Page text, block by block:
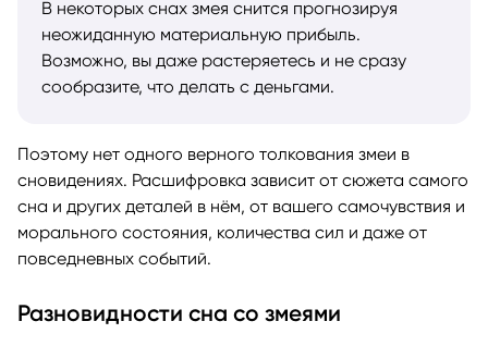
В некоторых снах змея снится прогнозируя
неожиданную материальную прибыль.
Возможно, вы даже растеряетесь и не сразу
сообразите, что делать с деньгами.
Поэтому нет одного верного толкования змеи в
сновидениях. Расшифровка зависит от сюжета самого
сна и других деталей в нём, от вашего самочувствия и
морального состояния, количества сил и даже от
повседневных событий.
Разновидности сна со змеями